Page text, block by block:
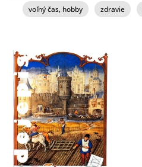
voľný čas, hobby
zdravie